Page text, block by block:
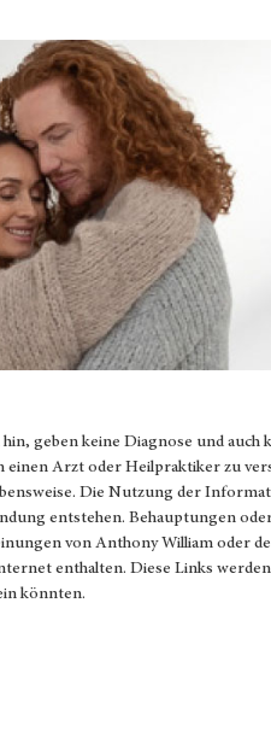
geben keine Diagnose und auch
Arzt oder Heilpraktiker zu
Die Nutzung der
entstehen. Behauptungen
von Anthony William oder
enthalten. Diese Links
könnten.